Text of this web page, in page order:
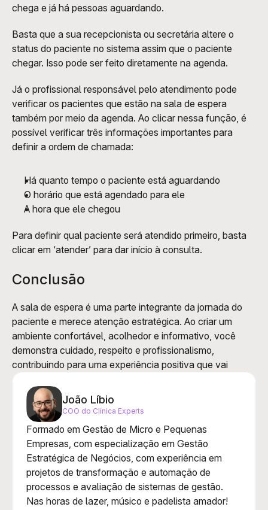
chega e já há pessoas aguardando.
Basta que a sua recepcionista ou secretária altere o
status do paciente no sistema assim que o paciente
chegar. Isso pode ser feito diretamente na agenda.
Já o profissional responsável pelo atendimento pode
verificar os pacientes que estão na sala de espera
também por meio da agenda. Ao clicar nessa função, é
possível verificar três informações importantes para
definir a ordem de chamada:
Há quanto tempo o paciente está aguardando
O horário que está agendado para ele
A hora que ele chegou
Para definir qual paciente será atendido primeiro, basta
clicar em ‘atender’ para dar início à consulta.
Conclusão
A sala de espera é uma parte integrante da jornada do
paciente e merece atenção estratégica. Ao criar um
ambiente confortável, acolhedor e informativo, você
demonstra cuidado, respeito e profissionalismo,
contribuindo para uma experiência positiva que vai
João Líbio
COO do Clínica Experts
Formado em Gestão de Micro e Pequenas
Empresas, com especialização em Gestão
Estratégica de Negócios, com experiência em
projetos de transformação e automação de
processos e avaliação de sistemas de gestão.
Nas horas de lazer, músico e padelista amador!